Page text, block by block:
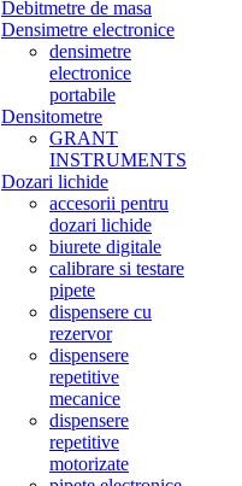
Debitmetre de masa
Densimetre electronice
densimetre
electronice
portabile
Densitometre
GRANT
INSTRUMENTS
Dozari lichide
accesorii pentru
dozari lichide
biurete digitale
calibrare si testare
pipete
dispensere cu
rezervor
dispensere
repetitive
mecanice
dispensere
repetitive
motorizate